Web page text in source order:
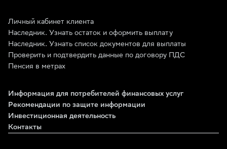
Личный кабинет клиента
Наследник. Узнать остаток и оформить выплату
Наследник. Узнать список документов для выплаты
Проверить и подтвердить данные по договору ПДС
Пенсия в метрах
Информация для потребителей финансовых услуг
Рекомендации по защите информации
Инвестиционная деятельность
Контакты